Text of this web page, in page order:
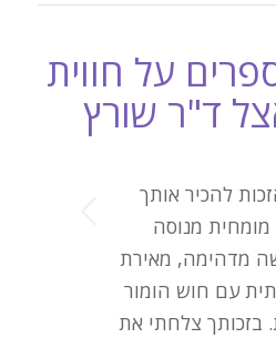
על חווית
ד"ר שורץ
להכיר אותך
מנוסה
מדהימה, מאירת
עם חוש הומור
בזכותך צלחתי את